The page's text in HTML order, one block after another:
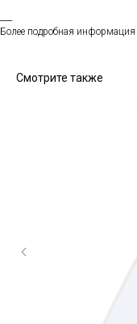
Более подробная информация
Смотрите также